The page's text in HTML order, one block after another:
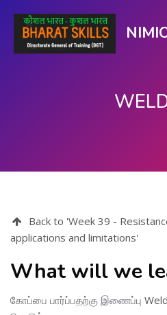
Back to 'Week 39 -
applications and limitations'
What will we
கோப்பை பார்ப்பதற்கு இணைப்பு